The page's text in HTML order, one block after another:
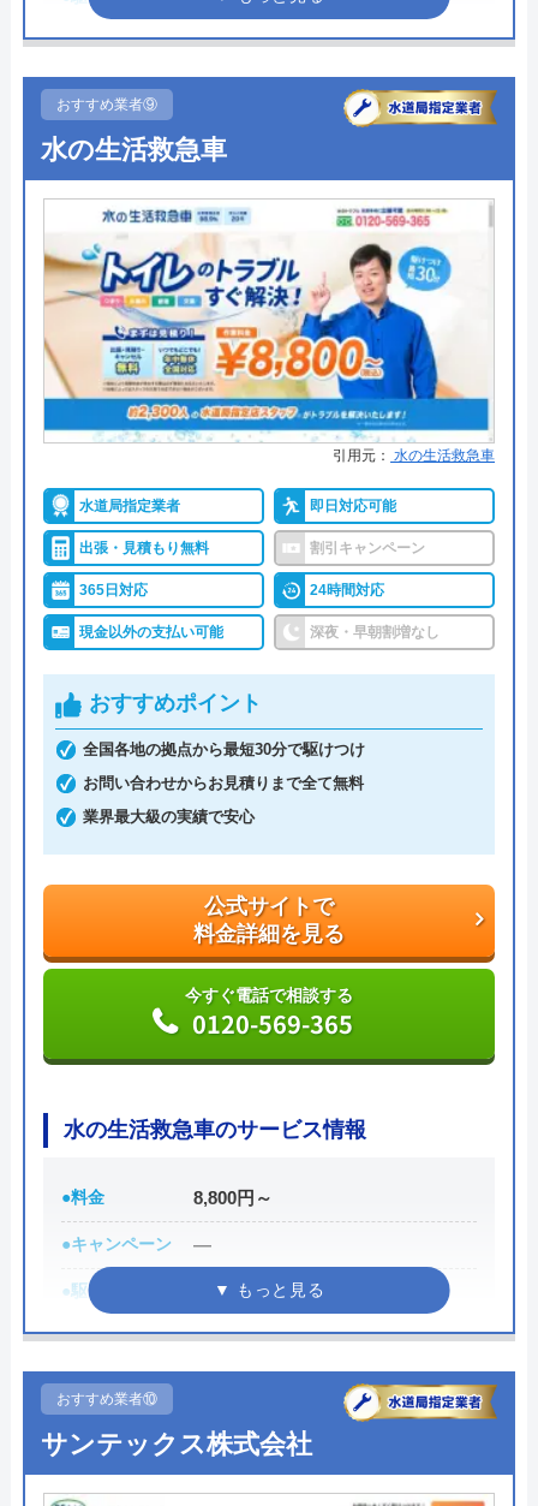
●受付時間 24時間
●定休日
●出張見積もり ―
●支払い方法 ―
●累計実績 ―
●保証・保険 ―
詳細は公式HPでご確認ください
アイシン水道設備がおすすめの理由
アイシン水道設備は鳥取県鳥取市湖山町の愛され、
です。鳥取県広域と兵庫県の一部地域を対象に営業
しています。
営業時間は24時間365日年中無休なので、緊急時の
トラブルもすぐに解決してもらえます。アイシン水
道設備では水漏れなどのトラブル修理だけでなくリ
フォームも依頼することができます。いずれのご依
頼でも作業に入る前に見積もりを提示して、納得し
ていただいてから作業にはいるのでご安心くださ
い。
料金詳細を見る
今すぐ電話で相談する
0120‐799‐595
代表者 西垣 学
鳥取県鳥取市湖山町3丁目411-85
対応エリア 鳥取県広域、兵庫県一部地域
おすすめ業者⑨
水の生活救急車
引用元： 水の生活救急車
水道局指定業者 即日対応可能
出張・見積もり無料 割引キャンペーン
365日対応 24時間対応
現金以外の支払い可能 深夜・早朝割増なし
おすすめポイント
全国各地の拠点から最短30分で駆けつけ
お問い合わせからお見積りまで全て無料
業界最大級の実績で安心
公式サイトで
料金詳細を見る
今すぐ電話で相談する
0120-569-365
水の生活救急車のサービス情報
●料金 8,800円～
●キャンペーン ―
●駆けつけ時間 最短30分
●受付時間 8:00-22:00
●定休日
●出張見積もり 出張見積もり無料
●支払い方法 現金、クレジットカード
おすすめ業者⑩
サンテックス株式会社